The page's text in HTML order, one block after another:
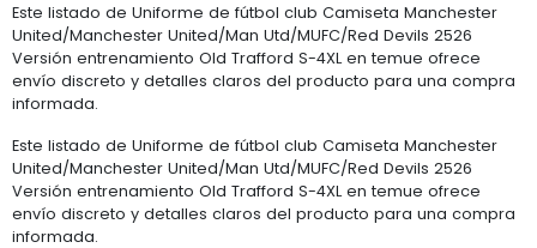
Este listado de Uniforme de fútbol club Camiseta Manchester
United/Manchester United/Man Utd/MUFC/Red Devils 2526
Versión entrenamiento Old Trafford S-4XL en temue ofrece
envío discreto y detalles claros del producto para una compra
informada.
Este listado de Uniforme de fútbol club Camiseta Manchester
United/Manchester United/Man Utd/MUFC/Red Devils 2526
Versión entrenamiento Old Trafford S-4XL en temue ofrece
envío discreto y detalles claros del producto para una compra
informada.